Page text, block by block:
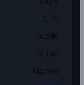
1,4278
7,139
14,2781
71,3903
142,7806